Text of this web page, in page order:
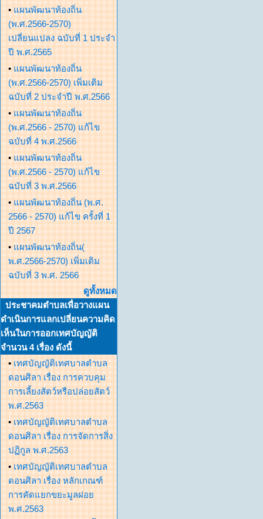
• แผนพัฒนาท้องถิ่น
(พ.ศ.2566-2570)
เปลี่ยนแปลง ฉบับที่ 1 ประจำ
ปี พ.ศ.2565
• แผนพัฒนาท้องถิ่น
(พ.ศ.2566-2570) เพิ่มเติม
ฉบับที่ 2 ประจำปี พ.ศ.2566
• แผนพัฒนาท้องถิ่น
(พ.ศ.2566 - 2570) แก้ไข
ฉบับที่ 4 พ.ศ.2566
• แผนพัฒนาท้องถิ่น
(พ.ศ.2566 - 2570) แก้ไข
ฉบับที่ 3 พ.ศ.2566
• แผนพัฒนาท้องถิ่น (พ.ศ.
2566 - 2570) แก้ไข ครั้งที่ 1
ปี 2567
• แผนพัฒนาท้องถิ่น(
พ.ศ.2566-2570) เพิ่มเติม
ฉบับที่ 3 พ.ศ. 2566
ดูทั้งหมด
ประชาคมตำบลเพื่อวางแผน
ดำเนินการแลกเปลี่ยนความคิด
เห็นในการออกเทศบัญญัติ
จำนวน 4 เรื่อง ดังนี้
• เทศบัญญัติเทศบาลตำบล
ดอนศิลา เรื่อง การควบคุม
การเลี้ยงสัตว์หรือปล่อยสัตว์
พ.ศ.2563
• เทศบัญญัติเทศบาลตำบล
ดอนศิลา เรื่อง การจัดการสิ่ง
ปฏิกูล พ.ศ.2563
• เทศบัญญัติเทศบาลตำบล
ดอนศิลา เรื่อง หลักเกณฑ์
การคัดแยกขยะมูลฝอย
พ.ศ.2563